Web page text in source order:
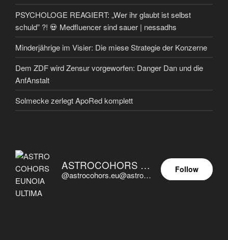
PSYCHOLOGE REAGIERT: „Wer ihr glaubt ist selbst
schuld” ?! 💀 Medfluencer sind sauer | nessadhs
Minderjährige im Visier: Die miese Strategie der Konzerne
Dem ZDF wird Zensur vorgeworfen: Danger Dan und die
AnfAnstalt
Solmecke zerlegt ApoRed komplett
ASTROCOHORS EUNOIA ULTIMA
@astrocohors.eu@astrocohors.eu
Follow